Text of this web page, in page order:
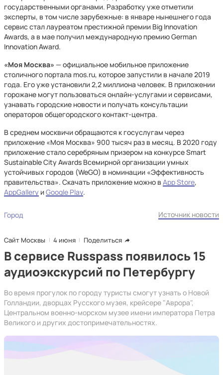
государственными органами. Разработку уже отметили
эксперты, в том числе зарубежные: в январе нынешнего года
сервис стал лауреатом престижной премии Big Innovation
Awards, а в мае получил международную премию German
Innovation Award.
«Моя Москва» — официальное мобильное приложение
столичного портала mos.ru, которое запустили в начале 2019
года. Его уже установили 2,2 миллиона человек. В приложении
горожане могут пользоваться онлайн-услугами и сервисами,
узнавать городские новости и получать консультации
операторов общегородского контакт-центра.
В среднем москвичи обращаются к госуслугам через
приложение «Моя Москва» 900 тысяч раз в месяц. В 2020 году
приложение стало серебряным призером на конкурсе Smart
Sustainable City Awards Всемирной организации умных
устойчивых городов (WeGO) в номинации «Эффективность
правительства». Скачать приложение можно в App Store,
AppGallery иGoogle Play.
Город Источник новости
Сайт Москвы 4 июня Поделиться
В сервисе Russpass появилось 15
аудиоэкскурсий по Петербургу
Во время прогулок по городу туристы смогут узнать о Новой
Голландии, дворцах Русского музея, крейсере "Аврора",
Центральном военно-морском музее имени императора Петра
Великого и других достопримечательностях.